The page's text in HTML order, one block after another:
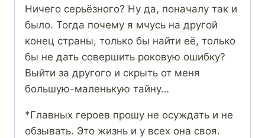
Ничего серьёзного? Ну да, поначалу так и
было. Тогда почему я мчусь на другой
конец страны, только бы найти её, только
бы не дать совершить роковую ошибку?
Выйти за другого и скрыть от меня
большую-маленькую тайну…
*Главных героев прошу не осуждать и не
обзывать. Это жизнь и у всех она своя.